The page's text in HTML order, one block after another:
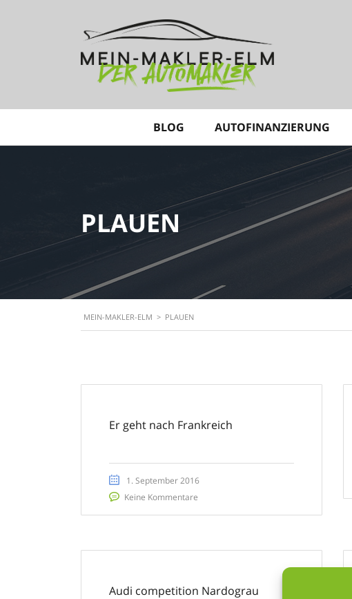
BLOG AUTOFINANZIERUNG
PLAUEN
MEIN-MAKLER-ELM > PLAUEN
Er geht nach Frankreich
1. September 2016
Keine Kommentare
Audi competition Nardograu